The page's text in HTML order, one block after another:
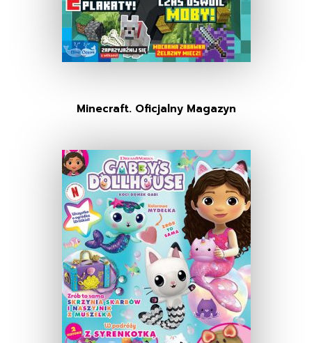
Minecraft. Oficjalny Magazyn